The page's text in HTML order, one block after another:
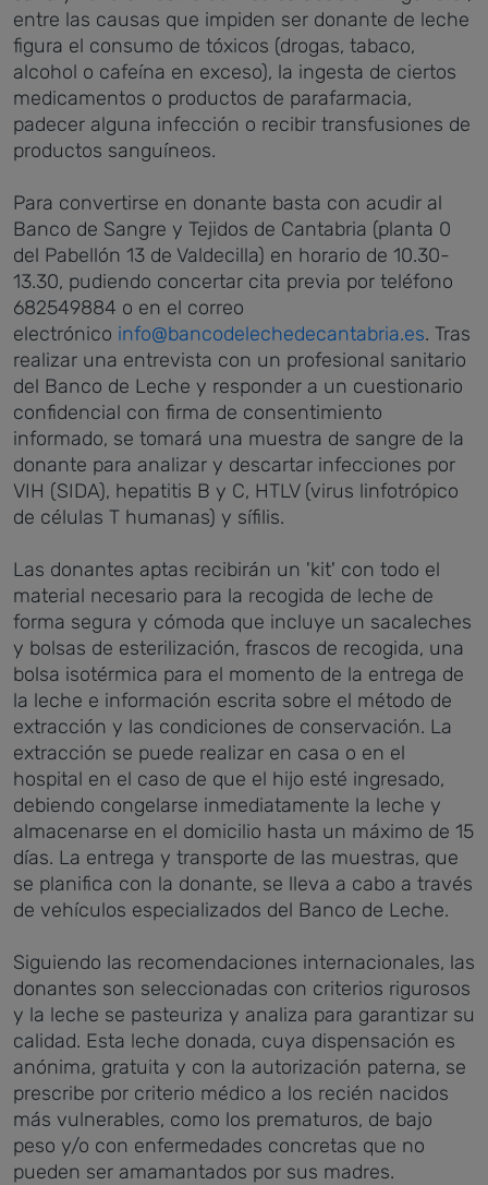
entre las causas que impiden ser donante de leche
figura el consumo de tóxicos (drogas, tabaco,
alcohol o cafeína en exceso), la ingesta de ciertos
medicamentos o productos de parafarmacia,
padecer alguna infección o recibir transfusiones de
productos sanguíneos.
Para convertirse en donante basta con acudir al
Banco de Sangre y Tejidos de Cantabria (planta 0
del Pabellón 13 de Valdecilla) en horario de 10.30-
13.30, pudiendo concertar cita previa por teléfono
682549884 o en el correo
electrónico info@bancodelechedecantabria.es. Tras
realizar una entrevista con un profesional sanitario
del Banco de Leche y responder a un cuestionario
confidencial con firma de consentimiento
informado, se tomará una muestra de sangre de la
donante para analizar y descartar infecciones por
VIH (SIDA), hepatitis B y C, HTLV (virus linfotrópico
de células T humanas) y sífilis.
Las donantes aptas recibirán un 'kit' con todo el
material necesario para la recogida de leche de
forma segura y cómoda que incluye un sacaleches
y bolsas de esterilización, frascos de recogida, una
bolsa isotérmica para el momento de la entrega de
la leche e información escrita sobre el método de
extracción y las condiciones de conservación. La
extracción se puede realizar en casa o en el
hospital en el caso de que el hijo esté ingresado,
debiendo congelarse inmediatamente la leche y
almacenarse en el domicilio hasta un máximo de 15
días. La entrega y transporte de las muestras, que
se planifica con la donante, se lleva a cabo a través
de vehículos especializados del Banco de Leche.
Siguiendo las recomendaciones internacionales, las
donantes son seleccionadas con criterios rigurosos
y la leche se pasteuriza y analiza para garantizar su
calidad. Esta leche donada, cuya dispensación es
anónima, gratuita y con la autorización paterna, se
prescribe por criterio médico a los recién nacidos
más vulnerables, como los prematuros, de bajo
peso y/o con enfermedades concretas que no
pueden ser amamantados por sus madres.